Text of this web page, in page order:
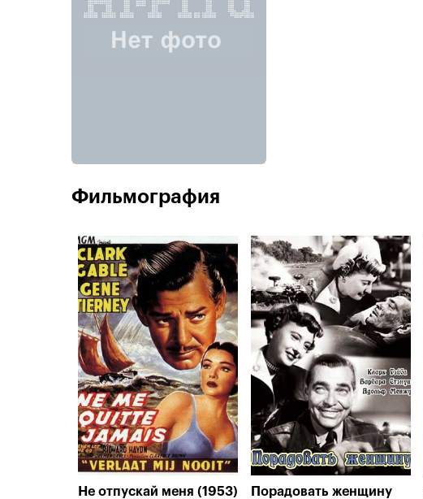
Фильмография
Не отпускай меня (1953)
Порадовать женщину